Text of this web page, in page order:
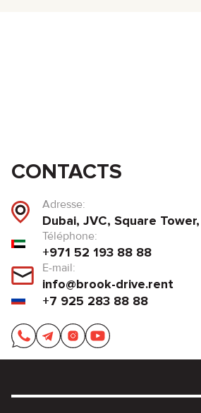
CONTACTS
Adresse:
Dubai, JVC, Square
Téléphone:
+971 52 193 88 88
E-mail:
info@brook-drive.rent
+7 925 283 88 88